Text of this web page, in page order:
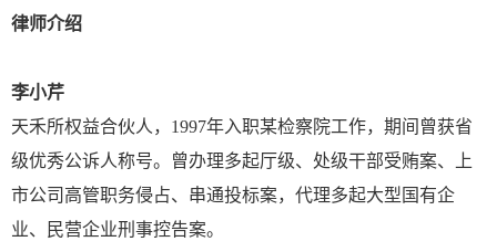
律师介绍
李小芹
天禾所权益合伙人，1997年入职某检察院工作，期间曾获省
级优秀公诉人称号。曾办理多起厅级、处级干部受贿案、上
市公司高管职务侵占、串通投标案，代理多起大型国有企
业、民营企业刑事控告案。